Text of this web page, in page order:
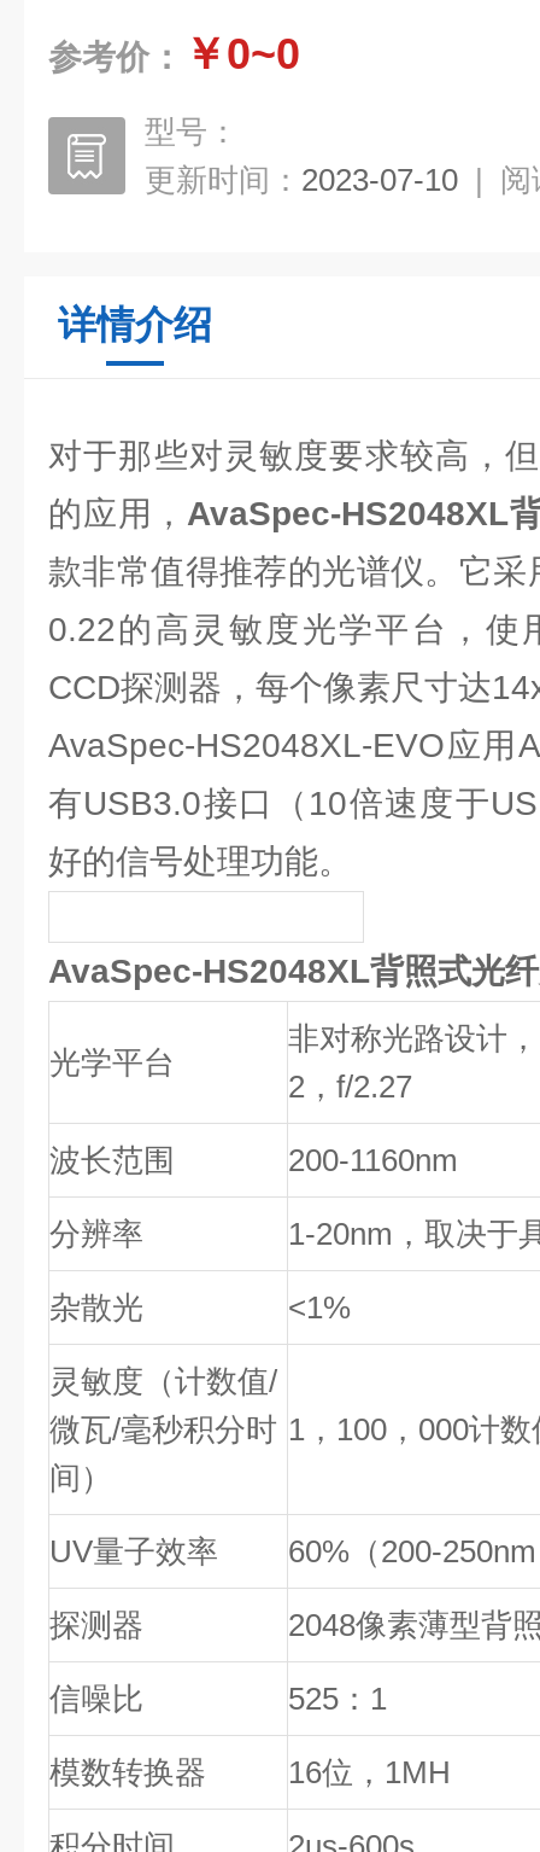
参考价： ￥0~0
型号：
更新时间： 2023-07-10 | 阅
详情介绍
对于那些对灵敏度要求较高，
的应用， AvaSpec-HS2048XL
款非常值得推荐的光谱仪。它
0.22的高灵敏度光学平台，使
CCD探测器，每个像素尺寸达
AvaSpec-HS2048XL-EVO应用
有USB3.0接口（10倍速度于
好的信号处理功能。
AvaSpec-HS2048XL背照式光
光学平台
非对称光路设计
2，f/2.27
波长范围 200-1160nm
分辨率 1-20nm，取决于
杂散光 <1%
灵敏度（计数值/
微瓦/毫秒积分时
间）
1，100，000计数
UV量子效率 60%（200-
探测器 2048像素薄型背
信噪比 525：1
模数转换器 16位，1MH